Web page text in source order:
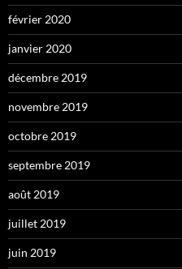
février 2020
janvier 2020
décembre 2019
novembre 2019
octobre 2019
septembre 2019
août 2019
juillet 2019
juin 2019